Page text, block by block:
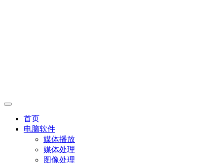
首页
电脑软件
媒体播放
媒体处理
图像处理